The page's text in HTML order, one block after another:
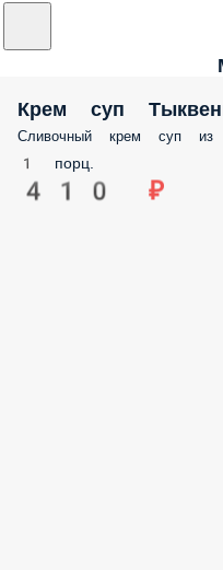
Крем суп
Сливочный крем суп из
1 порц.
410 ₽